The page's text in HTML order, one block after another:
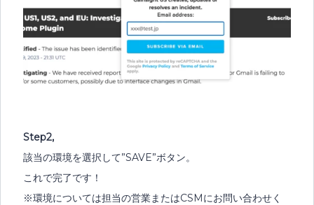
Step2,
該当の環境を選択して”SAVE”ボタン。
これで完了です！
※環境については担当の営業またはCSMにお問い合わせく